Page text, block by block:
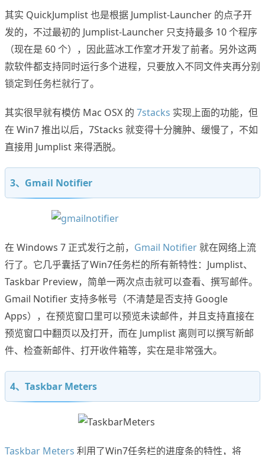
其实 QuickJumplist 也是根据 Jumplist-Launcher 的点子开
发的，不过最初的 Jumplist-Launcher 只支持最多 10 个程序
（现在是 60 个），因此蓝冰工作室才开发了前者。另外这两
款软件都支持同时运行多个进程，只要放入不同文件夹再分别
锁定到任务栏就行了。
其实很早就有模仿 Mac OSX 的 7stacks 实现上面的功能，但
在 Win7 推出以后，7Stacks 就变得十分臃肿、缓慢了，不如
直接用 Jumplist 来得洒脱。
3、Gmail Notifier
在 Windows 7 正式发行之前， Gmail Notifier就在网络上流
行了。它几乎囊括了Win7任务栏的所有新特性：Jumplist、
Taskbar Preview，简单一两次点击就可以查看、撰写邮件。
Gmail Notifier 支持多帐号（不清楚是否支持 Google
Apps），在预览窗口里可以预览未读邮件，并且支持直接在
预览窗口中翻页以及打开，而在 Jumplist 离则可以撰写新邮
件、检查新邮件、打开收件箱等，实在是非常强大。
4、Taskbar Meters
Taskbar Meters 利用了Win7任务栏的进度条的特性，将